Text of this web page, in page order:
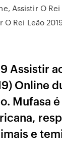
Assistir O
O Rei Leão
Assistir
Online
Mufasa
e